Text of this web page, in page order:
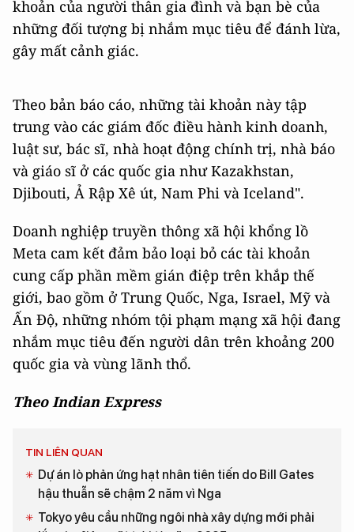
khoản của người thân gia đình và bạn bè của
những đối tượng bị nhắm mục tiêu để đánh lừa,
gây mất cảnh giác.
Theo bản báo cáo, những tài khoản này tập
trung vào các giám đốc điều hành kinh doanh,
luật sư, bác sĩ, nhà hoạt động chính trị, nhà báo
và giáo sĩ ở các quốc gia như Kazakhstan,
Djibouti, Ả Rập Xê út, Nam Phi và Iceland".
Doanh nghiệp truyền thông xã hội khổng lồ
Meta cam kết đảm bảo loại bỏ các tài khoản
cung cấp phần mềm gián điệp trên khắp thế
giới, bao gồm ở Trung Quốc, Nga, Israel, Mỹ và
Ấn Độ, những nhóm tội phạm mạng xã hội đang
nhắm mục tiêu đến người dân trên khoảng 200
quốc gia và vùng lãnh thổ.
Theo Indian Express
TIN LIÊN QUAN
Dự án lò phản ứng hạt nhân tiên tiến do Bill Gates
hậu thuẫn sẽ chậm 2 năm vì Nga
Tokyo yêu cầu những ngôi nhà xây dựng mới phải